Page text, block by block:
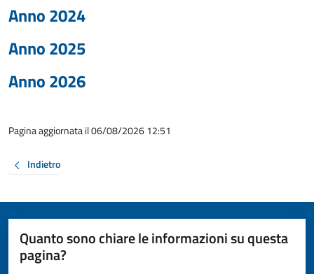
Anno 2024
Anno 2025
Anno 2026
Pagina aggiornata il 06/08/2026 12:51
Indietro
Quanto sono chiare le informazioni su questa
pagina?